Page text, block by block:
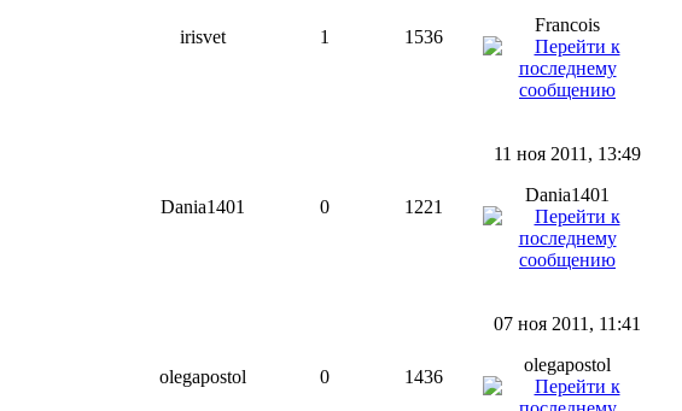
irisvet 1 1536
Francois
Dania1401 0 1221
11 ноя 2011, 13:49
Dania1401
olegapostol 0 1436
07 ноя 2011, 11:41
olegapostol